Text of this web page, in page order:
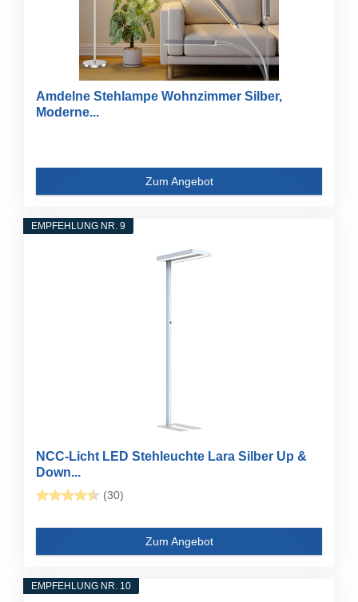
Amdelne Stehlampe Wohnzimmer Silber,
Moderne...
Zum Angebot
EMPFEHLUNG NR. 9
NCC-Licht LED Stehleuchte Lara Silber Up &
Down...
(30)
Zum Angebot
EMPFEHLUNG NR. 10